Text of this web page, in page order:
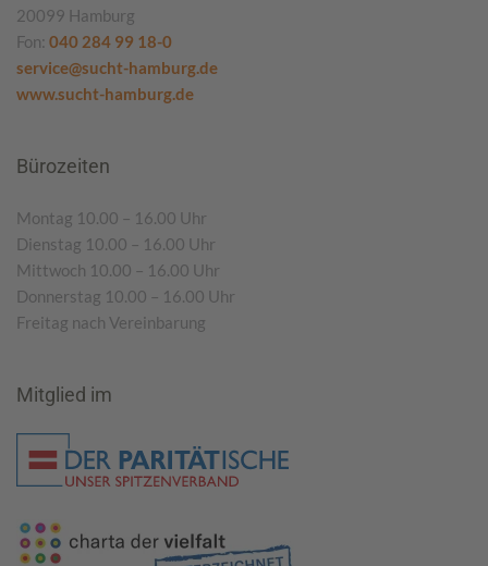
20099 Hamburg
Fon: 040 284 99 18-0
service@sucht-hamburg.de
www.sucht-hamburg.de
Bürozeiten
Montag 10.00 – 16.00 Uhr
Dienstag 10.00 – 16.00 Uhr
Mittwoch 10.00 – 16.00 Uhr
Donnerstag 10.00 – 16.00 Uhr
Freitag nach Vereinbarung
Mitglied im